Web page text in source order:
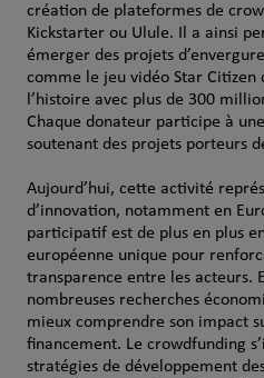
création de plateformes de
Kickstarter ou Ulule.
Il a ainsi
émerger des projets
comme le jeu vidéo Star Citizen
l’histoire avec plus de 300
Chaque donateur participe à
soutenant des projets porteurs
Aujourd’hui, cette activité
d’innovation, notamment en
participatif est de plus en plus
européenne unique pour
transparence entre les acteurs.
nombreuses recherches
mieux comprendre son impact
financement. Le crowdfunding
stratégies de développement